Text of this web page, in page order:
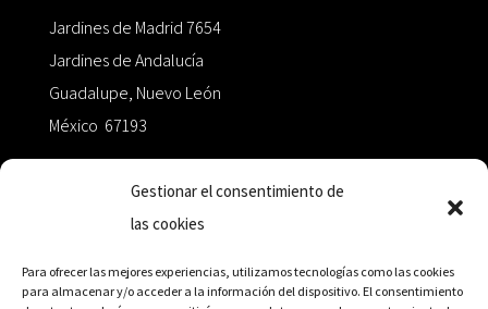
Gestionar el consentimiento de
las cookies
Para ofrecer las mejores experiencias, utilizamos tecnologías como las cookies
para almacenar y/o acceder a la información del dispositivo. El consentimiento
Jardines de Madrid 7654
Jardines de Andalucía
Guadalupe, Nuevo León
México 67193
+52 811.499.5638